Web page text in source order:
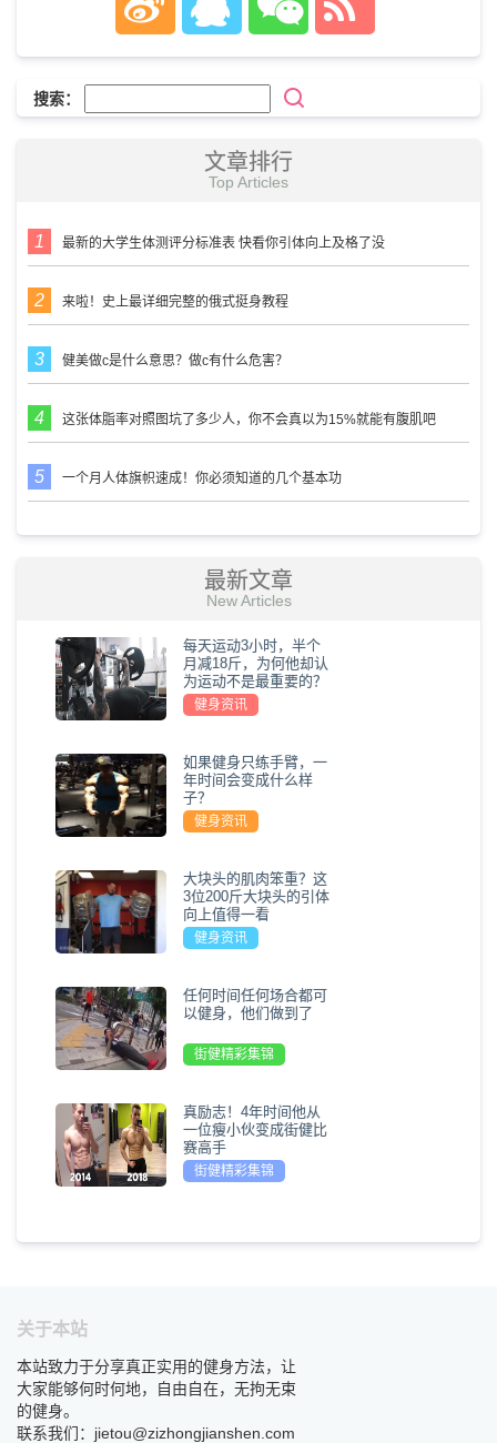
搜索：
文章排行
Top Articles
最新的大学生体测评分标准表 快看你引体向上及格了没
来啦！史上最详细完整的俄式挺身教程
健美做c是什么意思？做c有什么危害？
这张体脂率对照图坑了多少人，你不会真以为15%就能有腹肌吧
一个月人体旗帜速成！你必须知道的几个基本功
最新文章
New Articles
每天运动3小时，半个
月减18斤，为何他却认
为运动不是最重要的？
健身资讯
如果健身只练手臂，一
年时间会变成什么样
子？
健身资讯
大块头的肌肉笨重？这
3位200斤大块头的引体
向上值得一看
健身资讯
任何时间任何场合都可
以健身，他们做到了
街健精彩集锦
真励志！4年时间他从
一位瘦小伙变成街健比
赛高手
街健精彩集锦
关于本站
本站致力于分享真正实用的健身方法，让
大家能够何时何地，自由自在，无拘无束
的健身。
联系我们：jietou@zizhongjianshen.com